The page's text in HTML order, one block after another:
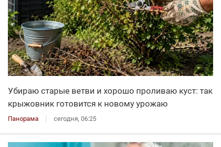
Убираю старые ветви и хорошо проливаю куст: так
крыжовник готовится к новому урожаю
Панорама сегодня, 06:25